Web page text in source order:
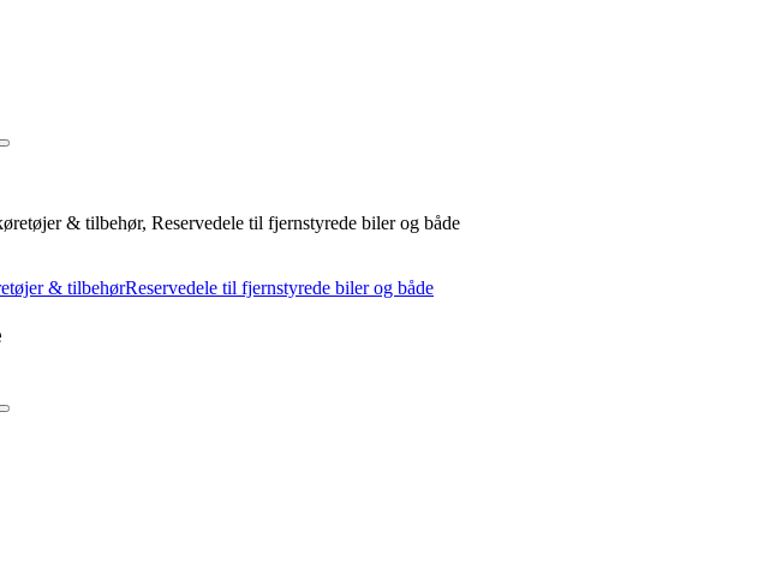
& tilbehør, Reservedele til fjernstyrede biler og både
& tilbehørReservedele til fjernstyrede biler og både